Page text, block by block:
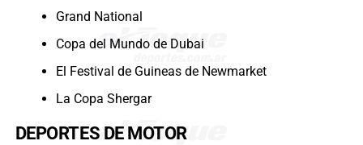
Grand National
Copa del Mundo de Dubai
El Festival de Guineas de Newmarket
La Copa Shergar
DEPORTES DE MOTOR